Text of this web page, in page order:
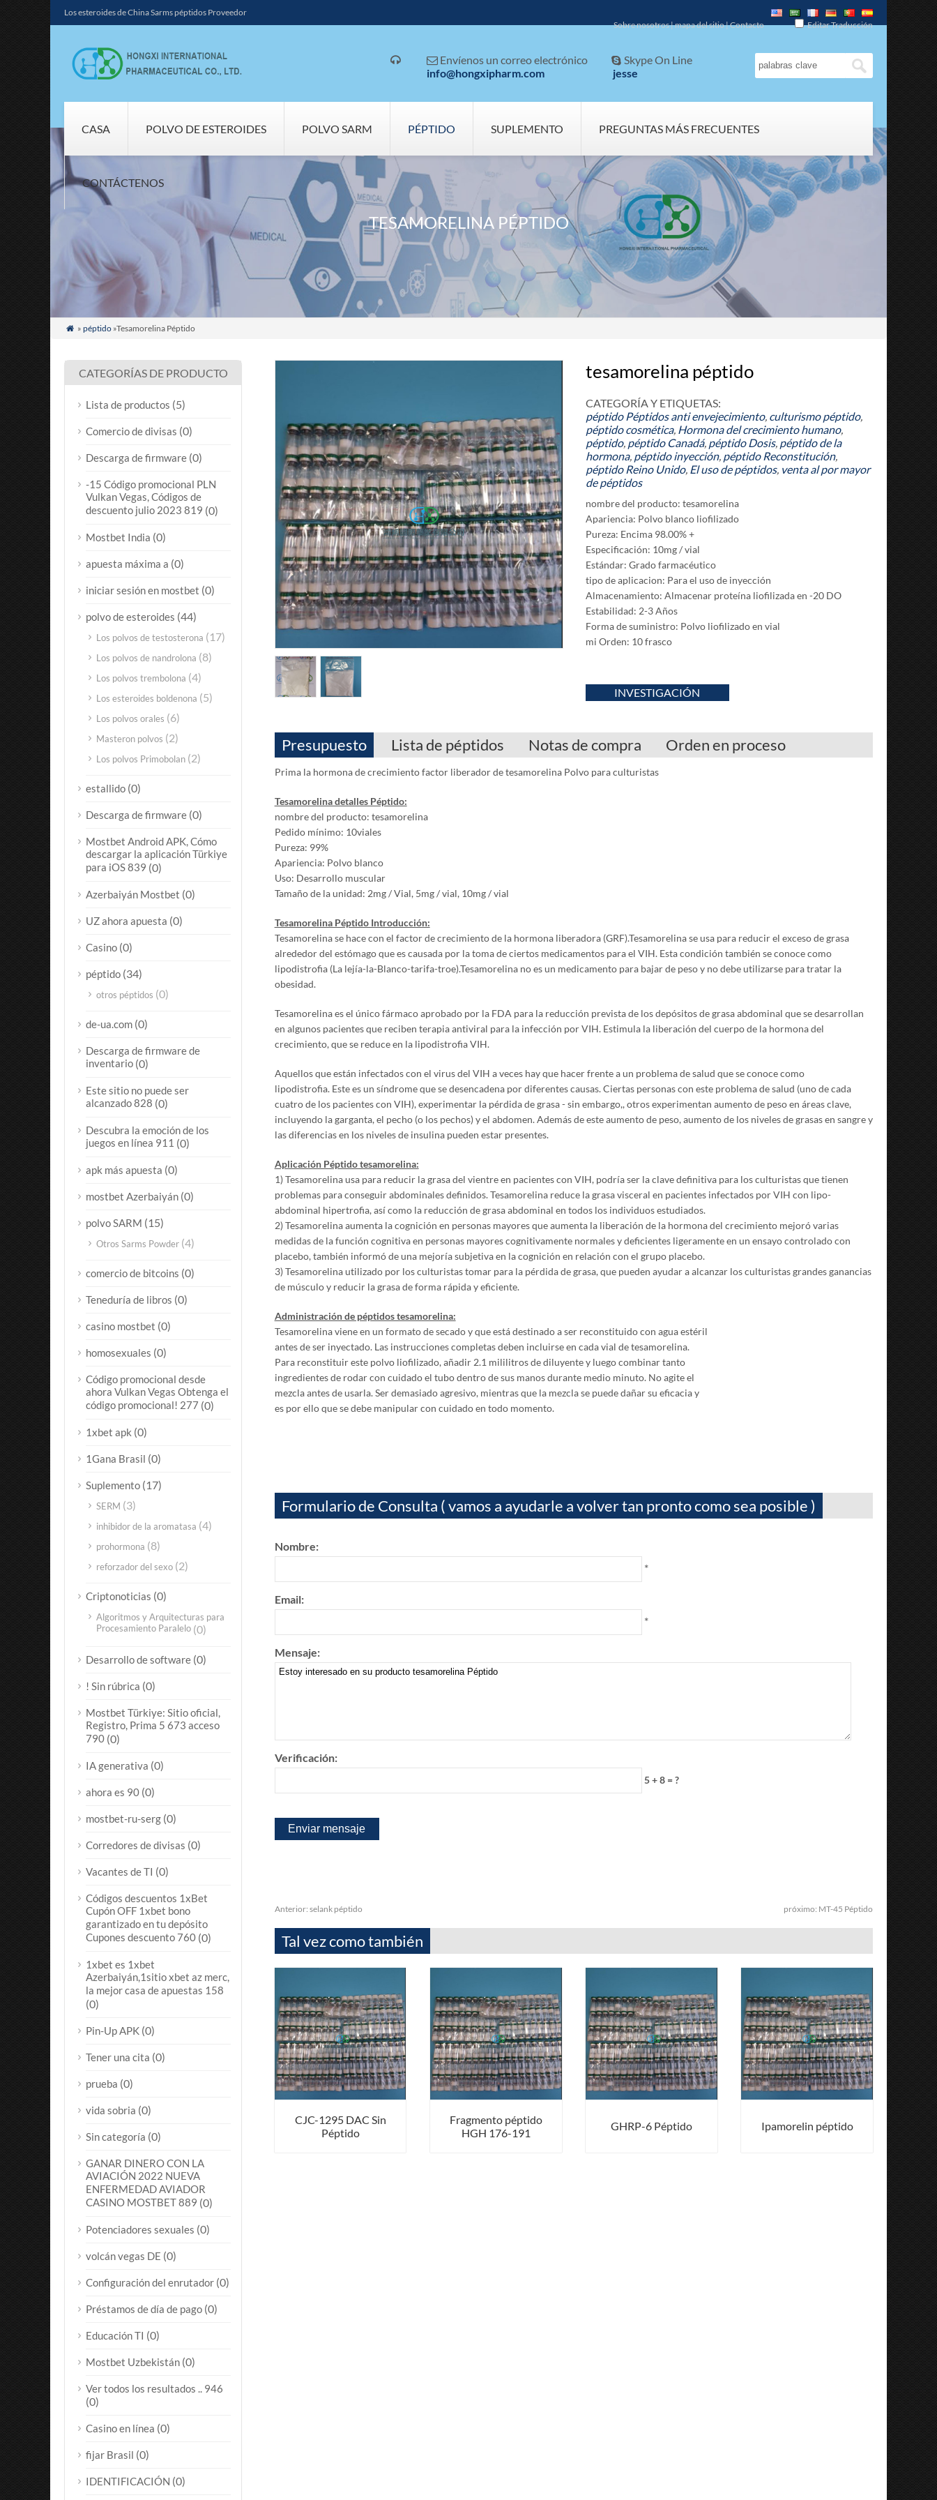
Los esteroides de China Sarms péptidos Proveedor
Sobre nosotros|mapa del sitio|Contacto Editar Traducción
  Envíenos un correo electrónico
info@hongxipharm.com
 Skype On Line
jesse
CASA POLVO DE ESTEROIDES POLVO SARM PÉPTIDO SUPLEMENTO PREGUNTAS MÁS FRECUENTES
CONTÁCTENOS
TESAMORELINA PÉPTIDO
 » péptido»Tesamorelina Péptido
tesamorelina péptido
CATEGORÍA Y ETIQUETAS:
péptido Péptidos anti envejecimiento, culturismo péptido,
péptido cosmética, Hormona del crecimiento humano,
péptido, péptido Canadá, péptido Dosis, péptido de la
hormona, péptido inyección, péptido Reconstitución,
péptido Reino Unido, El uso de péptidos, venta al por mayor
de péptidos
nombre del producto: tesamorelina
Apariencia: Polvo blanco liofilizado
Pureza: Encima 98.00% +
Especificación: 10mg / vial
Estándar: Grado farmacéutico
tipo de aplicacion: Para el uso de inyección
Almacenamiento: Almacenar proteína liofilizada en -20 DO
Estabilidad: 2-3 Años
Forma de suministro: Polvo liofilizado en vial
mi Orden: 10 frasco
INVESTIGACIÓN
Presupuesto Lista de péptidos Notas de compra Orden en proceso
Prima la hormona de crecimiento factor liberador de tesamorelina Polvo para culturistas
Tesamorelina detalles Péptido:
nombre del producto: tesamorelina
Pedido mínimo: 10viales
Pureza: 99%
Apariencia: Polvo blanco
Uso: Desarrollo muscular
Tamaño de la unidad: 2mg / Vial, 5mg / vial, 10mg / vial
Tesamorelina Péptido Introducción:
Tesamorelina se hace con el factor de crecimiento de la hormona liberadora (GRF).Tesamorelina se usa para reducir el exceso de grasa
alrededor del estómago que es causada por la toma de ciertos medicamentos para el VIH. Esta condición también se conoce como
lipodistrofia (La lejía-la-Blanco-tarifa-troe).Tesamorelina no es un medicamento para bajar de peso y no debe utilizarse para tratar la
obesidad.
Tesamorelina es el único fármaco aprobado por la FDA para la reducción prevista de los depósitos de grasa abdominal que se desarrollan
en algunos pacientes que reciben terapia antiviral para la infección por VIH. Estimula la liberación del cuerpo de la hormona del
crecimiento, que se reduce en la lipodistrofia VIH.
Aquellos que están infectados con el virus del VIH a veces hay que hacer frente a un problema de salud que se conoce como
lipodistrofia. Este es un síndrome que se desencadena por diferentes causas. Ciertas personas con este problema de salud (uno de cada
cuatro de los pacientes con VIH), experimentar la pérdida de grasa - sin embargo,, otros experimentan aumento de peso en áreas clave,
incluyendo la garganta, el pecho (o los pechos) y el abdomen. Además de este aumento de peso, aumento de los niveles de grasas en sangre y
las diferencias en los niveles de insulina pueden estar presentes.
Aplicación Péptido tesamorelina:
1) Tesamorelina usa para reducir la grasa del vientre en pacientes con VIH, podría ser la clave definitiva para los culturistas que tienen
problemas para conseguir abdominales definidos. Tesamorelina reduce la grasa visceral en pacientes infectados por VIH con lipo-
abdominal hipertrofia, así como la reducción de grasa abdominal en todos los individuos estudiados.
2) Tesamorelina aumenta la cognición en personas mayores que aumenta la liberación de la hormona del crecimiento mejoró varias
medidas de la función cognitiva en personas mayores cognitivamente normales y deficientes ligeramente en un ensayo controlado con
placebo, también informó de una mejoría subjetiva en la cognición en relación con el grupo placebo.
3) Tesamorelina utilizado por los culturistas tomar para la pérdida de grasa, que pueden ayudar a alcanzar los culturistas grandes ganancias
de músculo y reducir la grasa de forma rápida y eficiente.
Administración de péptidos tesamorelina:
Tesamorelina viene en un formato de secado y que está destinado a ser reconstituido con agua estéril
antes de ser inyectado. Las instrucciones completas deben incluirse en cada vial de tesamorelina.
Para reconstituir este polvo liofilizado, añadir 2.1 mililitros de diluyente y luego combinar tanto
ingredientes de rodar con cuidado el tubo dentro de sus manos durante medio minuto. No agite el
mezcla antes de usarla. Ser demasiado agresivo, mientras que la mezcla se puede dañar su eficacia y
es por ello que se debe manipular con cuidado en todo momento.
Formulario de Consulta ( vamos a ayudarle a volver tan pronto como sea posible )
Nombre:
*
Email:
*
Mensaje:
Verificación:
5 + 8 = ?
Anterior: selank péptido próximo: MT-45 Péptido
Tal vez como también
CJC-1295 DAC Sin
Péptido
Fragmento péptido
HGH 176-191
GHRP-6 Péptido Ipamorelin péptido
CATEGORÍAS DE PRODUCTO
Lista de productos (5)
Comercio de divisas (0)
Descarga de firmware (0)
-15 Código promocional PLN
Vulkan Vegas, Códigos de
descuento julio 2023 819 (0)
Mostbet India (0)
apuesta máxima a (0)
iniciar sesión en mostbet (0)
polvo de esteroides (44)
Los polvos de testosterona (17)
Los polvos de nandrolona (8)
Los polvos trembolona (4)
Los esteroides boldenona (5)
Los polvos orales (6)
Masteron polvos (2)
Los polvos Primobolan (2)
estallido (0)
Descarga de firmware (0)
Mostbet Android APK, Cómo
descargar la aplicación Türkiye
para iOS 839 (0)
Azerbaiyán Mostbet (0)
UZ ahora apuesta (0)
Casino (0)
péptido (34)
otros péptidos (0)
de-ua.com (0)
Descarga de firmware de
inventario (0)
Este sitio no puede ser
alcanzado 828 (0)
Descubra la emoción de los
juegos en línea 911 (0)
apk más apuesta (0)
mostbet Azerbaiyán (0)
polvo SARM (15)
Otros Sarms Powder (4)
comercio de bitcoins (0)
Teneduría de libros (0)
casino mostbet (0)
homosexuales (0)
Código promocional desde
ahora Vulkan Vegas Obtenga el
código promocional! 277 (0)
1xbet apk (0)
1Gana Brasil (0)
Suplemento (17)
SERM (3)
inhibidor de la aromatasa (4)
prohormona (8)
reforzador del sexo (2)
Criptonoticias (0)
Algoritmos y Arquitecturas para
Procesamiento Paralelo (0)
Desarrollo de software (0)
! Sin rúbrica (0)
Mostbet Türkiye: Sitio oficial,
Registro, Prima 5 673 acceso
790 (0)
IA generativa (0)
ahora es 90 (0)
mostbet-ru-serg (0)
Corredores de divisas (0)
Vacantes de TI (0)
Códigos descuentos 1xBet
Cupón OFF 1xbet bono
garantizado en tu depósito
Cupones descuento 760 (0)
1xbet es 1xbet
Azerbaiyán,1sitio xbet az merc,
la mejor casa de apuestas 158
(0)
Pin-Up APK (0)
Tener una cita (0)
prueba (0)
vida sobria (0)
Sin categoría (0)
GANAR DINERO CON LA
AVIACIÓN 2022 NUEVA
ENFERMEDAD AVIADOR
CASINO MOSTBET 889 (0)
Potenciadores sexuales (0)
volcán vegas DE (0)
Configuración del enrutador (0)
Préstamos de día de pago (0)
Educación TI (0)
Mostbet Uzbekistán (0)
Ver todos los resultados .. 946
(0)
Casino en línea (0)
fijar Brasil (0)
IDENTIFICACIÓN (0)